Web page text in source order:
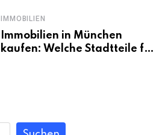
IMMOBILIEN
Immobilien in München
kaufen: Welche Stadtteile für